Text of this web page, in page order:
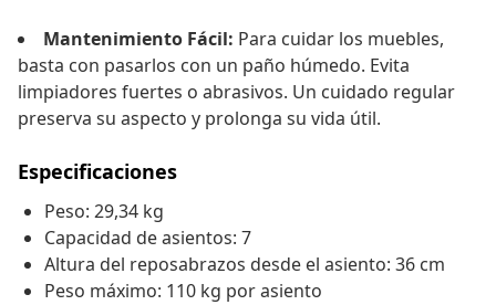
Mantenimiento Fácil: Para cuidar los muebles,
basta con pasarlos con un paño húmedo. Evita
limpiadores fuertes o abrasivos. Un cuidado regular
preserva su aspecto y prolonga su vida útil.
Especificaciones
Peso: 29,34 kg
Capacidad de asientos: 7
Altura del reposabrazos desde el asiento: 36 cm
Peso máximo: 110 kg por asiento